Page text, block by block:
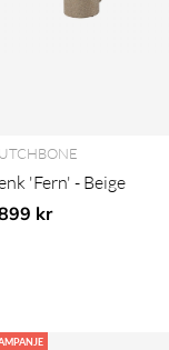
'Fern' - Beige
kr